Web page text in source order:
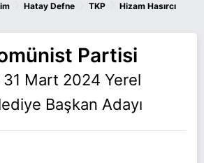
Hatay Defne TKP Hizam Hasırcı
Partisi
Mart 2024 Yerel
Başkan Adayı